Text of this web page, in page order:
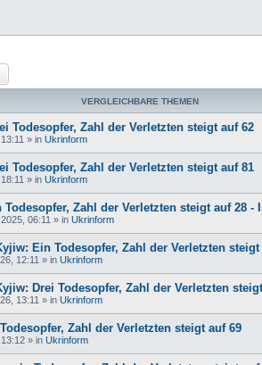
VERGLEICHBARE THEMEN
Todesopfer, Zahl der Verletzten steigt auf 62
» in Ukrinform
Todesopfer, Zahl der Verletzten steigt auf 81
» in Ukrinform
Zahl der Verletzten steigt auf 28 -
06:11 » in Ukrinform
Ein Todesopfer, Zahl der Verletzten steigt
12:11 » in Ukrinform
Drei Todesopfer, Zahl der Verletzten
13:11 » in Ukrinform
Zahl der Verletzten steigt auf 69
» in Ukrinform